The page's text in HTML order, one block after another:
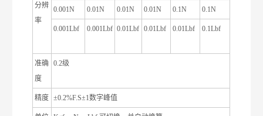
分辨
率
0.001N 0.01N 0.01N 0.01N 0.1N 0.1N
0.001Lbf 0.001Lbf 0.01Lbf 0.01Lbf 0.01Lbf 0.1Lbf
准确
度
0.2级
精度 ±0.2%F.S±1数字峰值